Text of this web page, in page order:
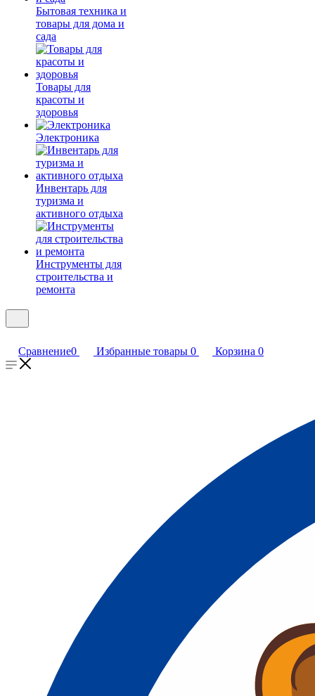
Бытовая техника и
товары для дома и
сада
Товары для
красоты и
здоровья
Электроника
Инвентарь для
туризма и
активного отдыха
Инструменты для
строительства и
ремонта
Сравнение0 Избранные товары 0 Корзина 0